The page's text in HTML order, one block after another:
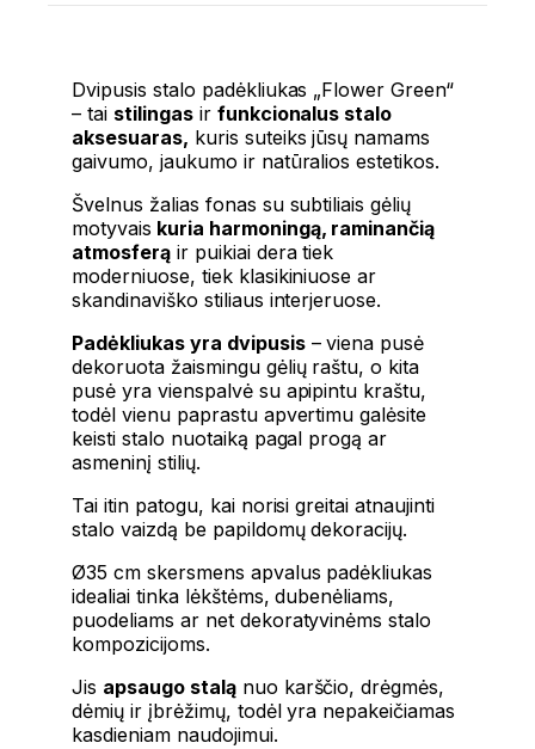
Dvipusis stalo padėkliukas „Flower Green“
– tai stilingasir funkcionalus stalo
aksesuaras, kuris suteiks jūsų namams
gaivumo, jaukumo ir natūralios estetikos.
Švelnus žalias fonas su subtiliais gėlių
motyvais kuria harmoningą, raminančią
atmosferąir puikiai dera tiek
moderniuose, tiek klasikiniuose ar
skandinaviško stiliaus interjeruose.
Padėkliukas yra dvipusis– viena pusė
dekoruota žaismingu gėlių raštu, o kita
pusė yra vienspalvė su apipintu kraštu,
todėl vienu paprastu apvertimu galėsite
keisti stalo nuotaiką pagal progą ar
asmeninį stilių.
Tai itin patogu, kai norisi greitai atnaujinti
stalo vaizdą be papildomų dekoracijų.
Ø35 cm skersmens apvalus padėkliukas
idealiai tinka lėkštėms, dubenėliams,
puodeliams ar net dekoratyvinėms stalo
kompozicijoms.
Jis apsaugo staląnuo karščio, drėgmės,
dėmių ir įbrėžimų, todėl yra nepakeičiamas
kasdieniam naudojimui.